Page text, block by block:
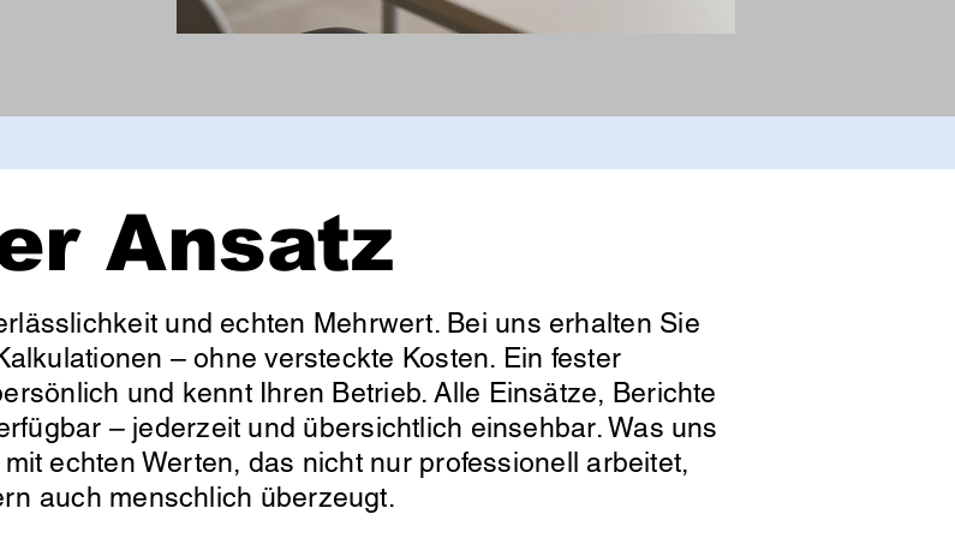
Ansatz
und echten Mehrwert. Bei uns erhalten Sie
– ohne versteckte Kosten. Ein fester
und kennt Ihren Betrieb. Alle Einsätze, Berichte
– jederzeit und übersichtlich einsehbar. Was uns
echten Werten, das nicht nur professionell arbeitet,
auch menschlich überzeugt.